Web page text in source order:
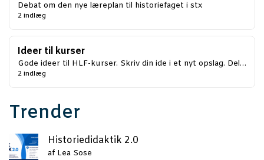
Debat om den nye læreplan til historiefaget i stx
2 indlæg
Ideer til kurser
Gode ideer til HLF-kurser. Skriv din ide i et nyt opslag. Del…
2 indlæg
Trender
Histo­ri­e­di­dak­tik 2.0
af Lea Sose